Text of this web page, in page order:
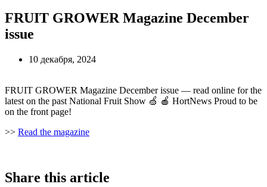
FRUIT GROWER Magazine December
issue
10 декабря, 2024
FRUIT GROWER Magazine December issue — read online for the
latest on the past National Fruit Show 🍏 🍎 HortNews Proud to be
on the front page!
>> Read the magazine
Share this article